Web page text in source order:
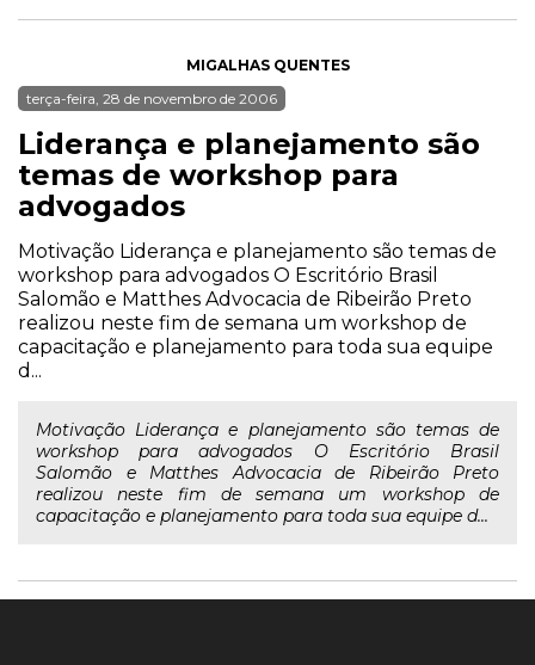
MIGALHAS QUENTES
terça-feira, 28 de novembro de 2006
Liderança e planejamento são
temas de workshop para
advogados
Motivação Liderança e planejamento são temas de
workshop para advogados O Escritório Brasil
Salomão e Matthes Advocacia de Ribeirão Preto
realizou neste fim de semana um workshop de
capacitação e planejamento para toda sua equipe
d...
Motivação Liderança e planejamento são temas de
workshop para advogados O Escritório Brasil
Salomão e Matthes Advocacia de Ribeirão Preto
realizou neste fim de semana um workshop de
capacitação e planejamento para toda sua equipe d...